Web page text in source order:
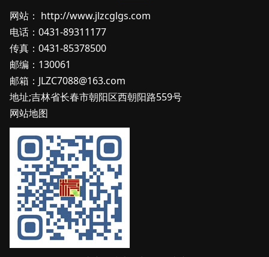
网站： http://www.jlzcglgs.com
电话：0431-89311177
传真：0431-85378500
邮编：130061
邮箱：JLZC7088@163.com
地址;吉林省长春市朝阳区西朝阳路559号
网站地图